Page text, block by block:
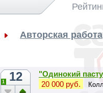
Авторская работа
12
1
"Одинокий
20 000 руб.